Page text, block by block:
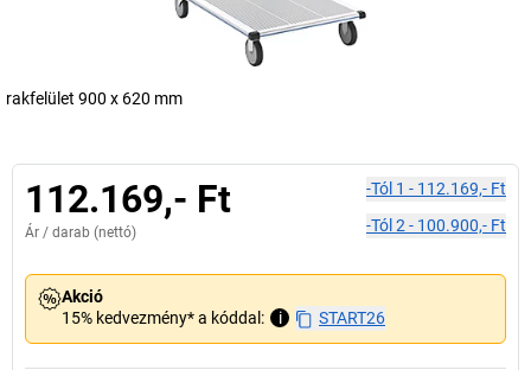
rakfelület 900 x 620 mm
112.169,- Ft
Ár / darab (nettó)
-tól 1 - 112.169,- Ft
-tól 2 - 100.900,- Ft
Akció
15% kedvezmény* a kóddal:
i START26